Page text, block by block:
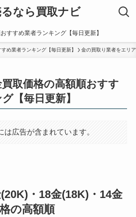
なら買取ナビ
すすめ業者ランキング【毎日更新】
め業者ランキング【毎日更新】 金の買取り業者をエリ
取価格の高額順おすす
【毎日更新】
は広告が含まれています。
・18金(18K)・14金
の高額順